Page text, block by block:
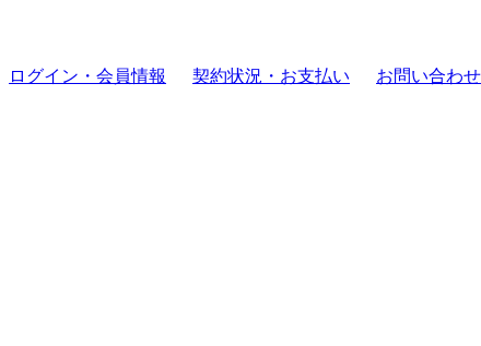
ログイン・会員情報 契約状況・お支払い お問い合わせ